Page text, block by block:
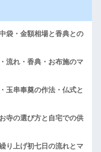
袋・金額相場と香典との
流れ・香典・お布施のマ
玉串奉奠の作法・仏式と
寺の選び方と自宅での供
り上げ初七日の流れとマ